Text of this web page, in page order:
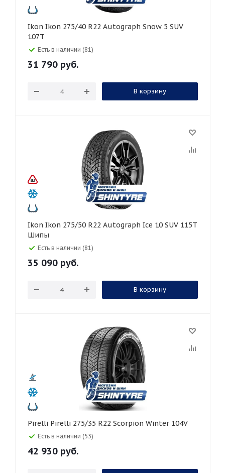
Ikon Ikon 275/40 R22 Autograph Snow 5 SUV
107T
Есть в наличии (81)
31 790 руб.
В корзину
Ikon Ikon 275/50 R22 Autograph Ice 10 SUV 115T
Шипы
Есть в наличии (81)
35 090 руб.
В корзину
Pirelli Pirelli 275/35 R22 Scorpion Winter 104V
Есть в наличии (53)
42 930 руб.